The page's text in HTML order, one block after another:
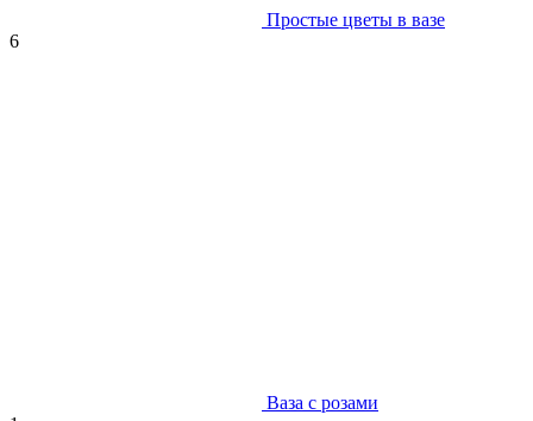
Простые цветы в вазе
6
Ваза с розами